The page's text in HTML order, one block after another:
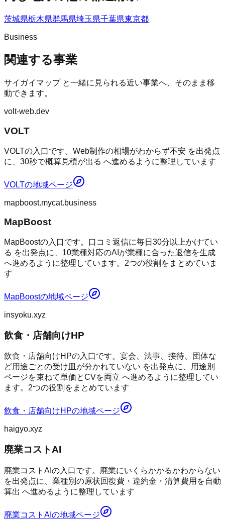
茨城県栃木県群馬県埼玉県千葉県東京都
Business
関連する事業
サイガイマップと一緒に見られる近い事業へ、そのまま移
動できます。
volt-web.dev
VOLT
VOLTの入口です。Web制作の相場がわからず不安 を出発点
に、30秒で概算見積が出る へ進めるように整理しています
VOLTの地域ページ
mapboost.mycat.business
MapBoost
MapBoostの入口です。口コミ返信に毎日30分以上かけてい
る を出発点に、10業種対応のAIが業種に合った返信を生成
へ進めるように整理しています。2つの役割をまとめていま
す
MapBoostの地域ページ
insyoku.xyz
飲食・店舗向けHP
飲食・店舗向けHPの入口です。宴会、法事、接待、団体な
ど用途ごとの受け皿が分かれていない を出発点に、用途別
ページを束ねて単価とCVを両立 へ進めるように整理してい
ます。2つの役割をまとめています
飲食・店舗向けHPの地域ページ
haigyo.xyz
廃業コストAI
廃業コストAIの入口です。廃業にいくらかかるかわからない
を出発点に、業種別の原状回復費・違約金・清算費用を自動
算出 へ進めるように整理しています
廃業コストAI の地域ページ